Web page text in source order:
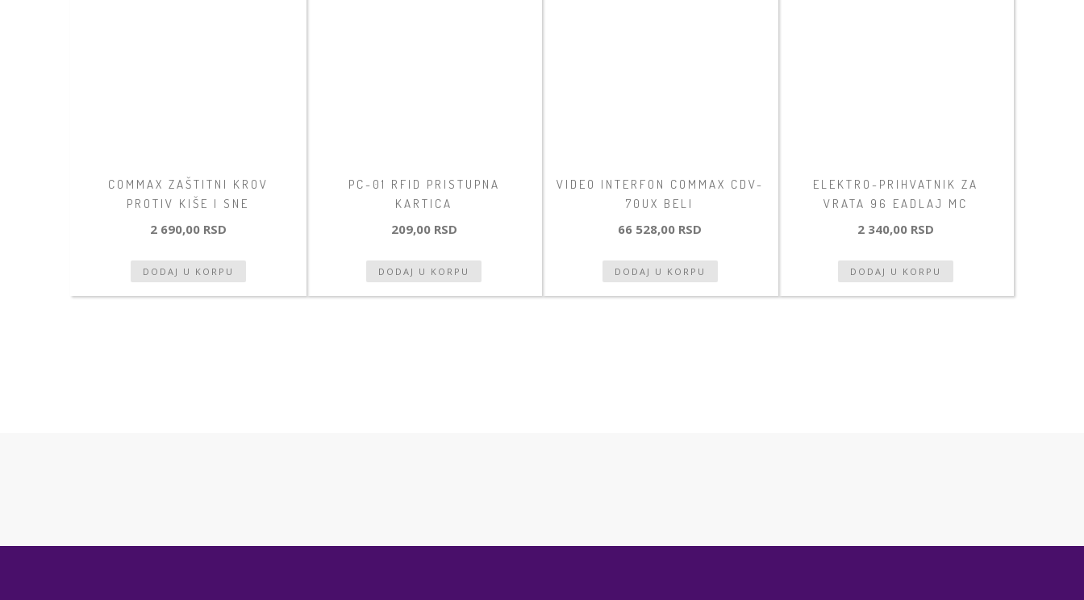
COMMAX ZAŠTITNI KROV
PROTIV KIŠE I SNE
2 690,00 RSD
PC-01 RFID PRISTUPNA
KARTICA
209,00 RSD
VIDEO INTERFON COMMAX CDV-
70UX BELI
66 528,00 RSD
ELEKTRO-PRIHVATNIK ZA
VRATA 96 EADLAJ MC
2 340,00 RSD